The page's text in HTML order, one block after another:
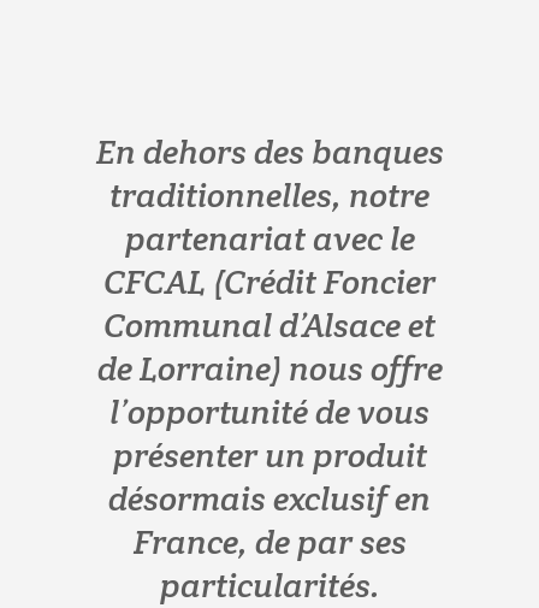
En dehors des banques
traditionnelles, notre
partenariat avec le
CFCAL (Crédit Foncier
Communal d’Alsace et
de Lorraine) nous offre
l’opportunité de vous
présenter un produit
désormais exclusif en
France, de par ses
particularités.